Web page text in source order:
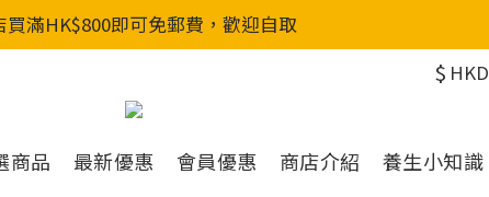
買滿HK$800即可免郵費，歡迎自取
買滿HK$800即可免郵費，歡迎自取
買滿HK$800即可免郵費，歡迎自取
$ HKD
商品 最新優惠 會員優惠 商店介紹 養生小知識